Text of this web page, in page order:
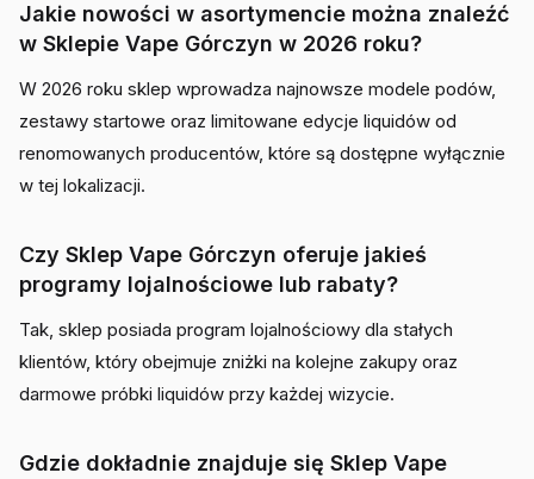
Jakie nowości w asortymencie można znaleźć
w Sklepie Vape Górczyn w 2026 roku?
W 2026 roku sklep wprowadza najnowsze modele podów,
zestawy startowe oraz limitowane edycje liquidów od
renomowanych producentów, które są dostępne wyłącznie
w tej lokalizacji.
Czy Sklep Vape Górczyn oferuje jakieś
programy lojalnościowe lub rabaty?
Tak, sklep posiada program lojalnościowy dla stałych
klientów, który obejmuje zniżki na kolejne zakupy oraz
darmowe próbki liquidów przy każdej wizycie.
Gdzie dokładnie znajduje się Sklep Vape